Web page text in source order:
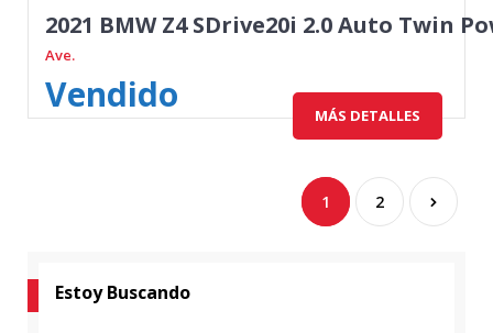
2021 BMW Z4 SDrive20i 2.0 Auto Twin
Ave.
Vendido MÁS DETALLES
1 2
Estoy Buscando